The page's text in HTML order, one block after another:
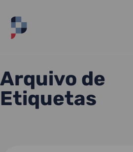
HOME
Arquivo de
Etiquetas